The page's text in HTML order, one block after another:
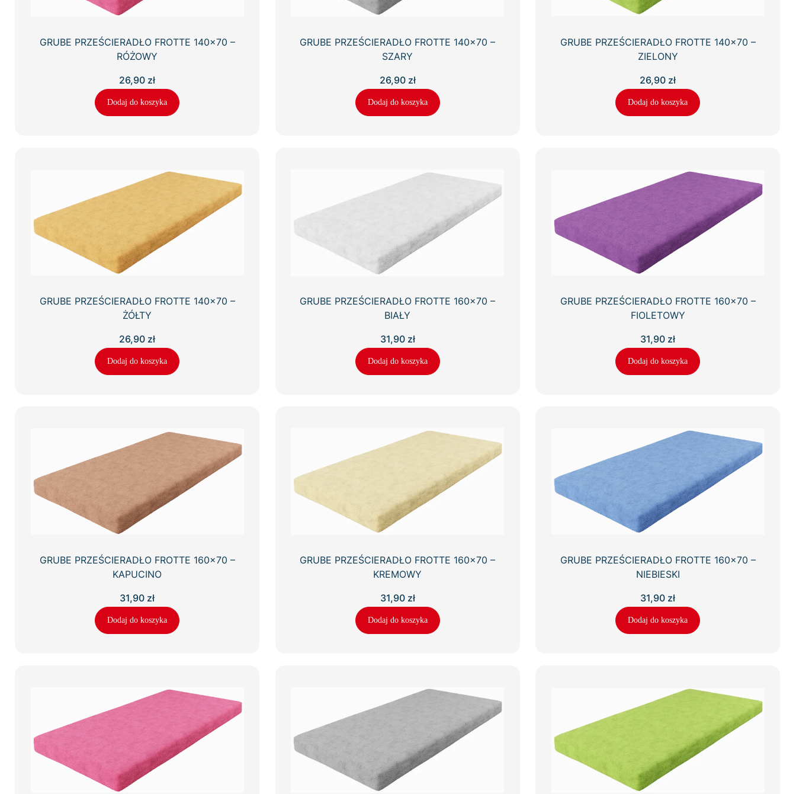
GRUBE PRZEŚCIERADŁO FROTTE 140×70 –
RÓŻOWY
26,90 zł
Dodaj do koszyka
GRUBE PRZEŚCIERADŁO FROTTE 140×70 –
SZARY
26,90 zł
Dodaj do koszyka
GRUBE PRZEŚCIERADŁO FROTTE 140×70 –
ZIELONY
26,90 zł
Dodaj do koszyka
GRUBE PRZEŚCIERADŁO FROTTE 140×70 –
ŻÓŁTY
26,90 zł
Dodaj do koszyka
GRUBE PRZEŚCIERADŁO FROTTE 160×70 –
BIAŁY
31,90 zł
Dodaj do koszyka
GRUBE PRZEŚCIERADŁO FROTTE 160×70 –
FIOLETOWY
31,90 zł
Dodaj do koszyka
GRUBE PRZEŚCIERADŁO FROTTE 160×70 –
KAPUCINO
31,90 zł
Dodaj do koszyka
GRUBE PRZEŚCIERADŁO FROTTE 160×70 –
KREMOWY
31,90 zł
Dodaj do koszyka
GRUBE PRZEŚCIERADŁO FROTTE 160×70 –
NIEBIESKI
31,90 zł
Dodaj do koszyka